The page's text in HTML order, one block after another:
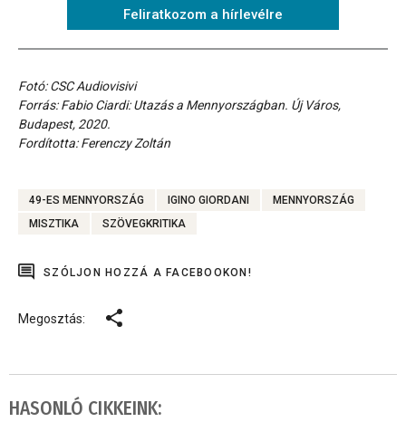
Feliratkozom a hírlevélre
Fotó: CSC Audiovisivi
Forrás: Fabio Ciardi: Utazás a Mennyországban. Új Város,
Budapest, 2020.
Fordította: Ferenczy Zoltán
49-ES MENNYORSZÁG IGINO GIORDANI
MENNYORSZÁG
MISZTIKA
SZÖVEGKRITIKA
SZÓLJON HOZZÁ A FACEBOOKON!
Megosztás:
HASONLÓ CIKKEINK: